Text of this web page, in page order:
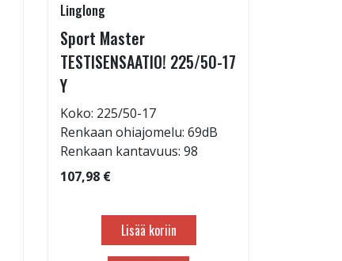
Linglong
Sport Master
TESTISENSAATIO! 225/50-17
Y
Koko: 225/50-17
Renkaan ohiajomelu: 69dB
Renkaan kantavuus: 98
107,98 €
Lisää koriin